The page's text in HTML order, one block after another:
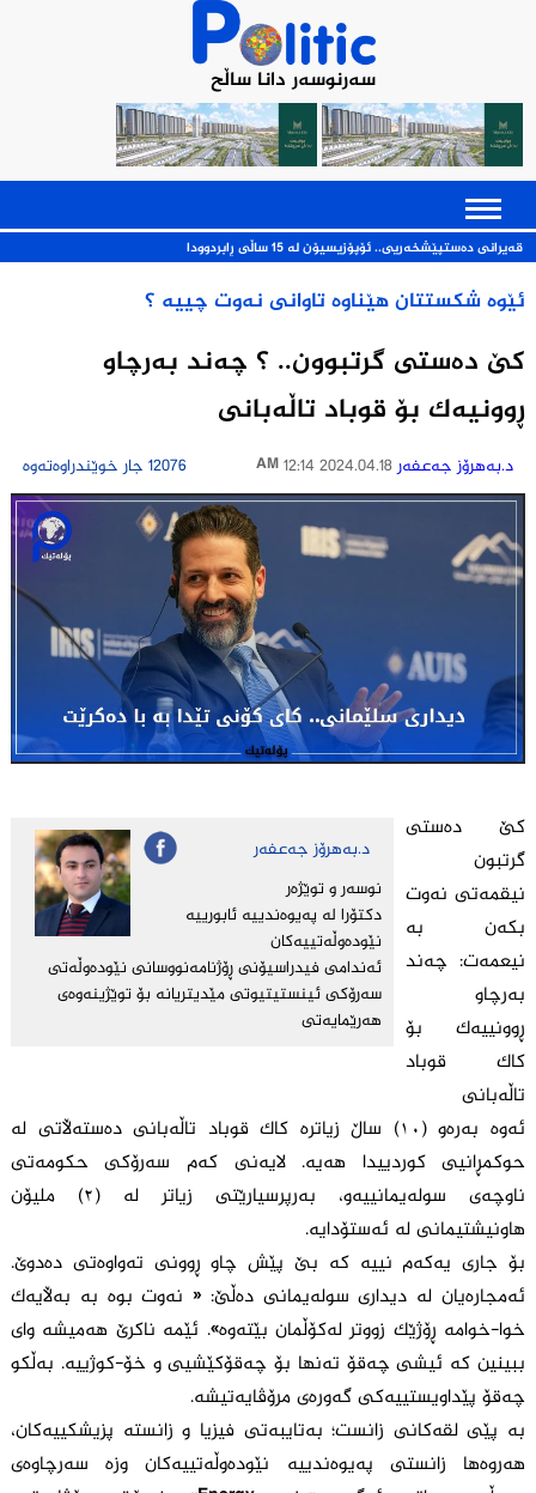
سەرنوسەر دانا ساڵح
ئۆپۆزیسیۆن له‌ 15 ساڵی ڕابردوودا
ئێوە شکستتان هێناوە تاوانی نەوت چییە ؟
كێ ده‌ستى گرتبوون.. ؟ چه‌ند به‌رچاو
ڕوونیه‌ك بۆ قوباد تاڵه‌بانی
د.به‌هرۆز جه‌عفه‌ر 2024.04.18 12:14 AM 12076 جار خوێندراوەتەوە
د.به‌هرۆز جه‌عفه‌ر
نوسه‌ر و توێژه‌ر
دکتۆرا له‌ په‌یوه‌ندیيه‌ ئابورییه‌
نێوده‌وڵه‌تییه‌کان
ئه‌ندامى فیدراسیۆنى ڕۆژنامه‌نووسانى نێوده‌وڵه‌تى
سه‌رۆکى ئینستیتیوتى مێدیتریانه‌ بۆ توێژینه‌وه‌ى
هه‌رێمایه‌تى
کێ دەستی
گرتبون
نیقمەتی نەوت
بکەن بە
نیعمەت: چەند
بەرچاو
ڕوونییەک بۆ
کاک قوباد
تاڵەبانی
ئەوە بەرەو (١٠) ساڵ زیاترە کاک قوباد تاڵەبانی دەستەڵاتی لە
حوکمڕانیی کوردییدا هەیە. لایەنی کەم سەرۆکی حکومەتی
ناوچەی سولەیمانییەو، بەرپرسیارێتی زیاتر لە (٢) ملیۆن
هاونیشتیمانی لە ئەستۆدایە.
بۆ جاری یەکەم نییە کە بێ پێش چاو ڕوونی تەواوەتی دەدوێ.
ئەمجارەیان لە دیداری سولەیمانی دەڵێ: « نەوت بوە بە بەڵایەک
خوا-خوامە ڕۆژێک زووتر لەکۆڵمان بێتەوە». ئێمە ناکرێ هەمیشە وای
ببینین کە ئیشی چەقۆ تەنها بۆ چەقۆکێشیی و خۆ-کوژییە. بەڵکو
چەقۆ پێداویستییەکی گەورەی مرۆڤایەتیشە.
بە پێی لقەکانی زانست؛ بەتایبەتی فیزیا و زانستە پزیشکییەکان،
هەروەها زانستی پەیوەندییە نێودەوڵەتییەکان وزە سەرچاوەی